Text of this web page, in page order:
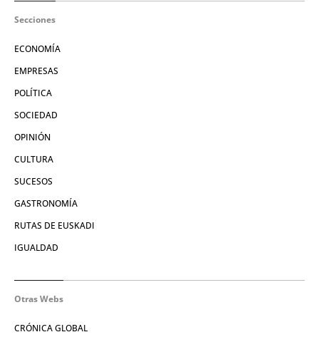
Secciones
ECONOMÍA
EMPRESAS
POLÍTICA
SOCIEDAD
OPINIÓN
CULTURA
SUCESOS
GASTRONOMÍA
RUTAS DE EUSKADI
IGUALDAD
Otras Webs
CRÓNICA GLOBAL